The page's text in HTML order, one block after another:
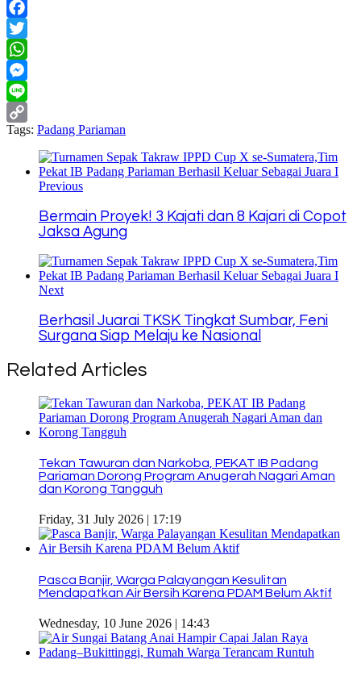
Facebook
Twitter
WhatsApp
Messenger
Line
Copy
Tags: Padang Pariaman
Previous
Bermain Proyek! 3 Kajati dan 8 Kajari di Copot
Jaksa Agung
Next
Berhasil Juarai TKSK Tingkat Sumbar, Feni
Surgana Siap Melaju ke Nasional
Related Articles
Tekan Tawuran dan Narkoba, PEKAT IB Padang
Pariaman Dorong Program Anugerah Nagari Aman
dan Korong Tangguh
Friday, 31 July 2026 | 17:19
Pasca Banjir, Warga Palayangan Kesulitan
Mendapatkan Air Bersih Karena PDAM Belum Aktif
Wednesday, 10 June 2026 | 14:43